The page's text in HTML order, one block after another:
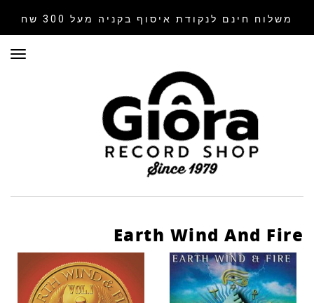
משלוח חינם לנקודת איסוף בקניה מעל 300 שח
Earth Wind And Fire